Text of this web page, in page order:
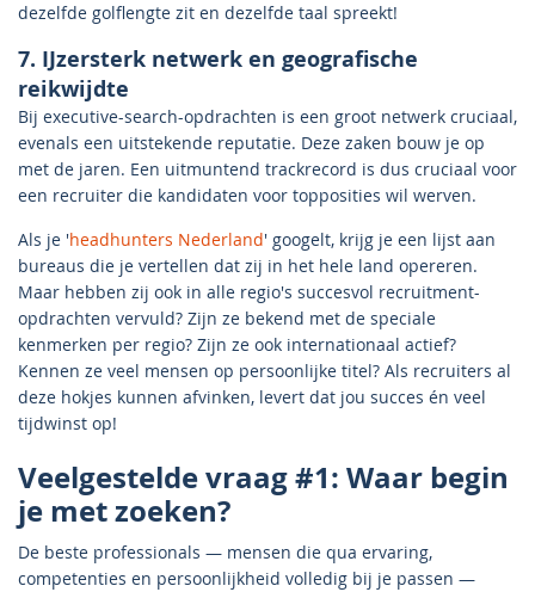
dezelfde golflengte zit en dezelfde taal spreekt!
7. IJzersterk netwerk en geografische
reikwijdte
Bij executive-search-opdrachten is een groot netwerk cruciaal,
evenals een uitstekende reputatie. Deze zaken bouw je op
met de jaren. Een uitmuntend trackrecord is dus cruciaal voor
een recruiter die kandidaten voor topposities wil werven.
Als je 'headhunters Nederland' googelt, krijg je een lijst aan
bureaus die je vertellen dat zij in het hele land opereren.
Maar hebben zij ook in alle regio's succesvol recruitment-
opdrachten vervuld? Zijn ze bekend met de speciale
kenmerken per regio? Zijn ze ook internationaal actief?
Kennen ze veel mensen op persoonlijke titel? Als recruiters al
deze hokjes kunnen afvinken, levert dat jou succes én veel
tijdwinst op!
Veelgestelde vraag #1: Waar begin
je met zoeken?
De beste professionals — mensen die qua ervaring,
competenties en persoonlijkheid volledig bij je passen —